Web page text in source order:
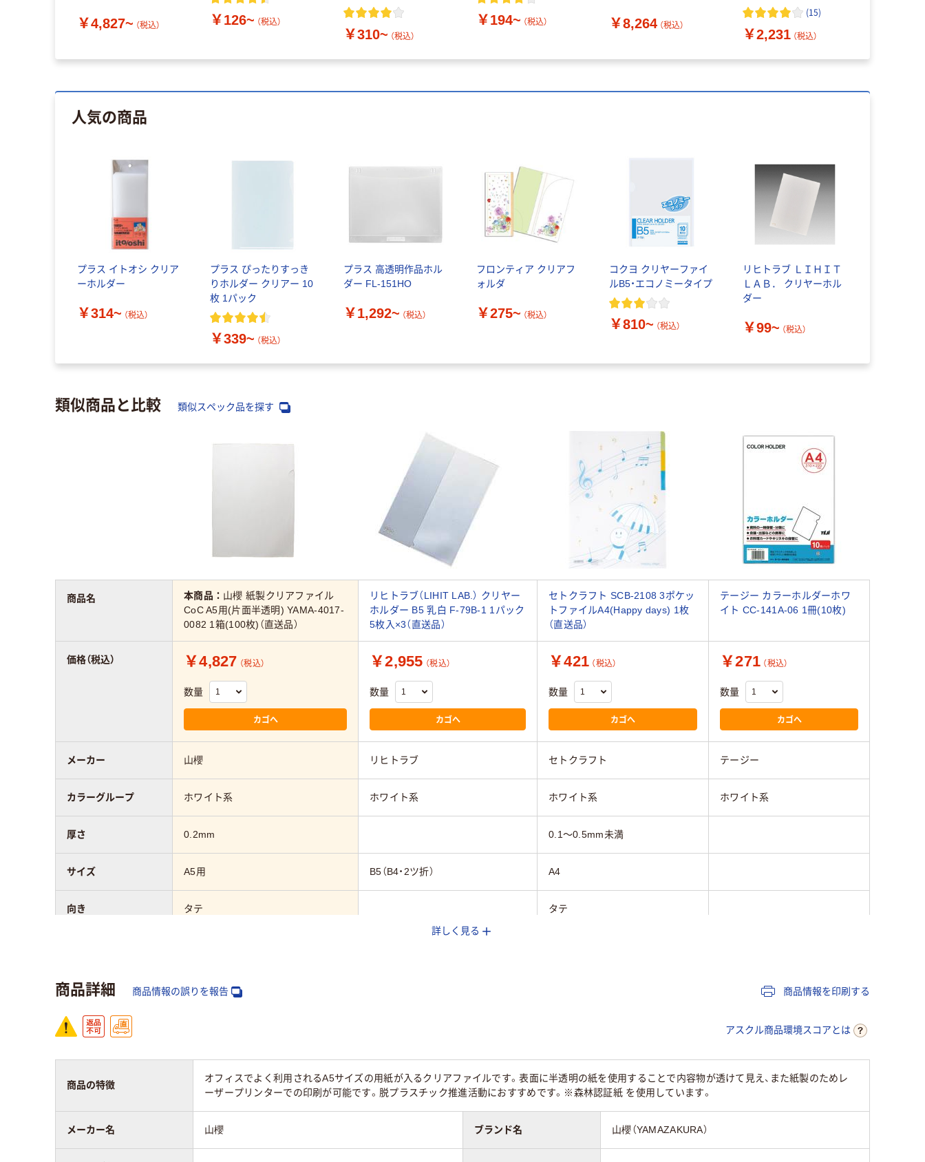
￥4,827~ （税込） ￥126~ （税込）
￥310~ （税込）
￥194~ （税込）
品）
￥8,264 （税込）
89188
(15)
￥2,231 （税込）
人気の商品
プラス イトオシ クリア
ーホルダー
￥314~ （税込）
プラス ぴったりすっき
りホルダー クリアー 10
枚 1パック
￥339~ （税込）
プラス 高透明作品ホル
ダー FL-151HO
￥1,292~ （税込）
フロンティア クリアフ
ォルダ
￥275~ （税込）
コクヨ クリヤーファイ
ルB5・エコノミータイプ
￥810~ （税込）
リヒトラブ ＬＩＨＩＴ
ＬＡＢ． クリヤーホル
ダー
￥99~ （税込）
類似商品と比較 類似スペック品を探す
商品名 本商品： 山櫻 紙製クリアファイル
CoC A5用(片面半透明) YAMA-4017-
0082 1箱(100枚)（直送品）
リヒトラブ（LIHIT LAB.） クリヤー
ホルダー B5 乳白 F-79B-1 1パック
5枚入×3（直送品）
セトクラフト SCB-2108 3ポケッ
トファイルA4(Happy days) 1枚
（直送品）
テージー カラーホルダーホワ
イト CC-141A-06 1冊(10枚)
価格（税込） ￥4,827 （税込）
数量
カゴへ
￥2,955 （税込）
数量
カゴへ
￥421 （税込）
数量
カゴへ
￥271 （税込）
数量
カゴへ
メーカー 山櫻 リヒトラブ セトクラフト テージー
カラーグループ ホワイト系 ホワイト系 ホワイト系 ホワイト系
厚さ 0.2mm 0.1～0.5mm未満
サイズ A5用 B5（B4・2ツ折） A4
向き タテ タテ
詳しく見る
商品詳細 商品情報の誤りを報告 商品情報を印刷する
アスクル商品環境スコアとは
商品の特徴
オフィスでよく利用されるA5サイズの用紙が入るクリアファイルです。表面に半透明の紙を使用することで内容物が透けて見え、また紙製のためレ
ーザープリンターでの印刷が可能です。脱プラスチック推進活動におすすめです。※森林認証紙 を使用しています。
メーカー名 山櫻 ブランド名 山櫻（YAMAZAKURA）